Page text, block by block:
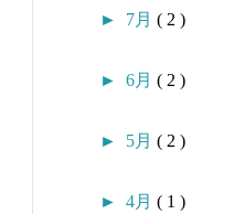
► 7月 ( 2 )
► 6月 ( 2 )
► 5月 ( 2 )
► 4月 ( 1 )